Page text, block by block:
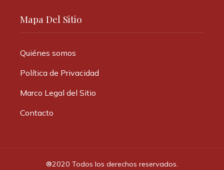
Mapa Del Sitio
Quiénes somos
Política de Privacidad
Marco Legal del Sitio
Contacto
®2020 Todos los derechos reservados.